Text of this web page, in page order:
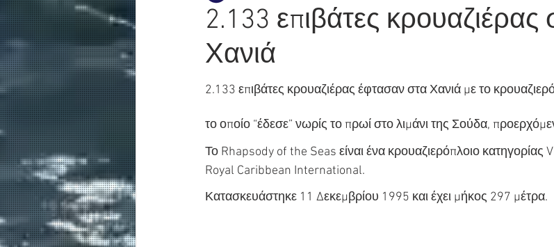
2.133 επιβάτες
Χανιά
2.133 επιβάτες κρουαζιέρας έφτασαν στα Χανιά με το
το οποίο “έδεσε” νωρίς το πρωί στο λιμάνι της Σούδα,
Το Rhapsody of the Seas είναι ένα κρουαζιερόπλοιο κατηγορίας
Royal Caribbean International.
Κατασκευάστηκε 11 Δεκεμβρίου 1995 και έχει μήκος 297 μέτρα.